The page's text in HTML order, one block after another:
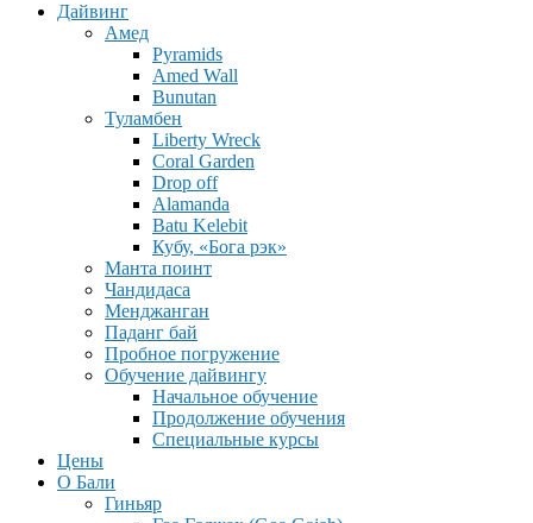
Дайвинг
Амед
Pyramids
Amed Wall
Bunutan
Туламбен
Liberty Wreck
Coral Garden
Drop off
Alamanda
Batu Kelebit
Кубу, «Бога рэк»
Манта поинт
Чандидаса
Менджанган
Паданг бай
Пробное погружение
Обучение дайвингу
Начальное обучение
Продолжение обучения
Специальные курсы
Цены
О Бали
Гиньяр